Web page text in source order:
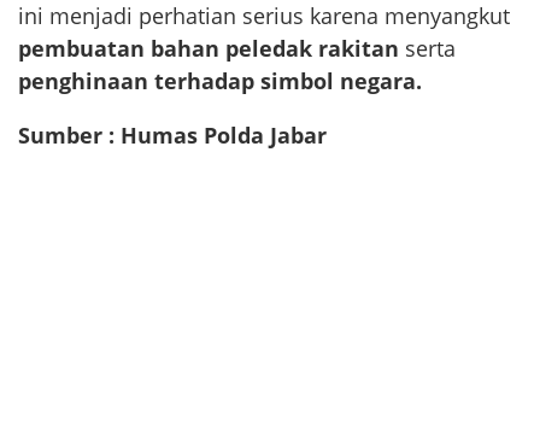
ini menjadi perhatian serius karena menyangkut
pembuatan bahan peledak rakitan serta
penghinaan terhadap simbol negara.
Sumber : Humas Polda Jabar